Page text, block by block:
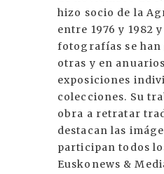
hizo socio de la
entre 1976 y 1982
fotografías se han
otras y en
exposiciones
colecciones. Su
obra a retratar
destacan las
participan todos
Euskonews &